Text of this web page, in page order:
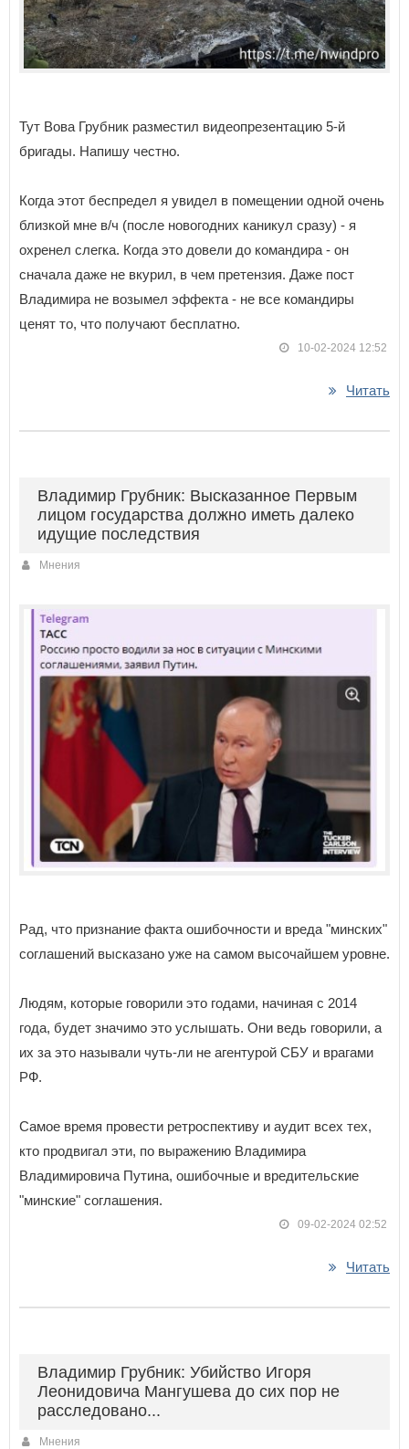
Тут Вова Грубник разместил видеопрезентацию 5-й
бригады. Напишу честно.
Когда этот беспредел я увидел в помещении одной очень
близкой мне в/ч (после новогодних каникул сразу) - я
охренел слегка. Когда это довели до командира - он
сначала даже не вкурил, в чем претензия. Даже пост
Владимира не возымел эффекта - не все командиры
ценят то, что получают бесплатно.
10-02-2024 12:52
Читать
Владимир Грубник: Высказанное Первым
лицом государства должно иметь далеко
идущие последствия
Мнения
Рад, что признание факта ошибочности и вреда "минских"
соглашений высказано уже на самом высочайшем уровне.
Людям, которые говорили это годами, начиная с 2014
года, будет значимо это услышать. Они ведь говорили, а
их за это называли чуть-ли не агентурой СБУ и врагами
РФ.
Самое время провести ретроспективу и аудит всех тех,
кто продвигал эти, по выражению Владимира
Владимировича Путина, ошибочные и вредительские
"минские" соглашения.
09-02-2024 02:52
Читать
Владимир Грубник: Убийство Игоря
Леонидовича Мангушева до сих пор не
расследовано...
Мнения